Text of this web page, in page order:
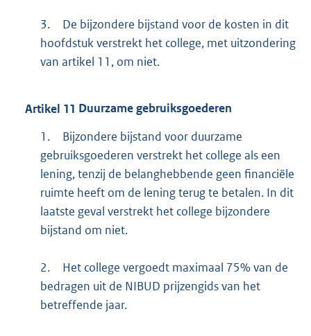
3.
De bijzondere bijstand voor de kosten in dit
hoofdstuk verstrekt het college, met uitzondering
van artikel 11, om niet.
Artikel 11 Duurzame gebruiksgoederen
1.
Bijzondere bijstand voor duurzame
gebruiksgoederen verstrekt het college als een
lening, tenzij de belanghebbende geen financiële
ruimte heeft om de lening terug te betalen. In dit
laatste geval verstrekt het college bijzondere
bijstand om niet.
2.
Het college vergoedt maximaal 75% van de
bedragen uit de NIBUD prijzengids van het
betreffende jaar.